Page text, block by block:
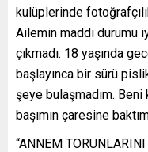
kulüplerinde
Ailemin maddi durumu
çıkmadı. 18 yaşında
başlayınca bir sürü
şeye bulaşmadım. Beni
başımın çaresine
“ANNEM